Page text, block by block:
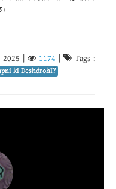
2025 | 1174 | Tags :
ki DeshdrohI?